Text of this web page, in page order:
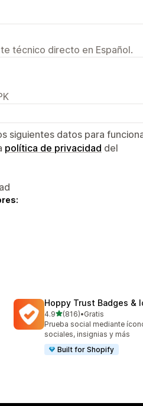
técnico directo en Español.
siguientes datos para
política de privacidad del
Hoppy Trust Badges &
4.9de 5 estrellas
(816)
816 reseñas en total
•Gratis
Prueba social mediante
sociales, insignias y más
Built for Shopify